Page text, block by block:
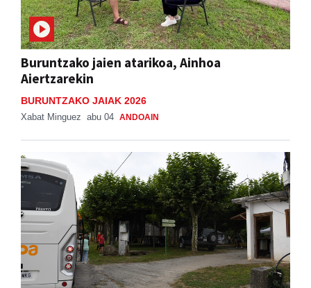
Buruntzako jaien atarikoa, Ainhoa
Aiertzarekin
BURUNTZAKO JAIAK 2026
Xabat Minguez abu 04 ANDOAIN